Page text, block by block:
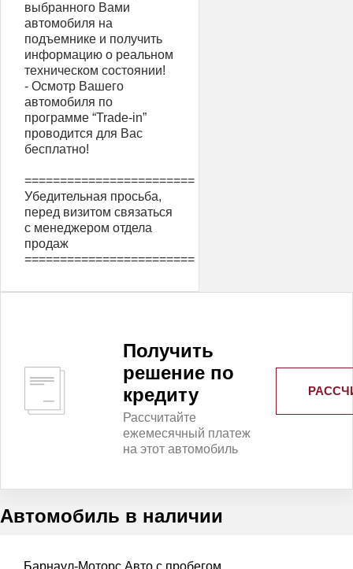
выбранного Вами
автомобиля на
подъемнике и получить
информацию о реальном
техническом состоянии!
- Осмотр Вашего
автомобиля по
программе “Trade-in”
проводится для Вас
бесплатно!
========================
Убедительная просьба,
перед визитом связаться
с менеджером отдела
продаж
========================
Получить
решение по
кредиту
Рассчитайте
ежемесячный платеж
на этот автомобиль
Автомобиль в наличии
Барнаул-Моторс Авто с пробегом